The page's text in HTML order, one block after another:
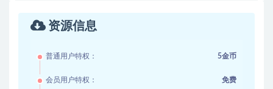
资源信息
普通用户特权： 5金币
会员用户特权： 免费